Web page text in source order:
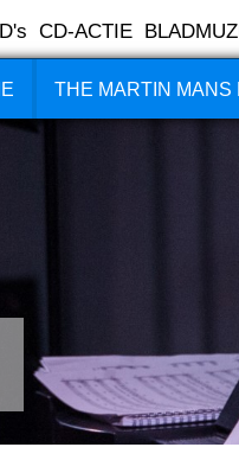
CD-ACTIE
THE MARTIN MANS